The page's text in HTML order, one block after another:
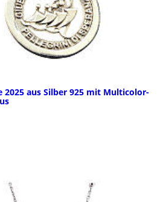
2025 aus Silber 925 mit Multicolor-